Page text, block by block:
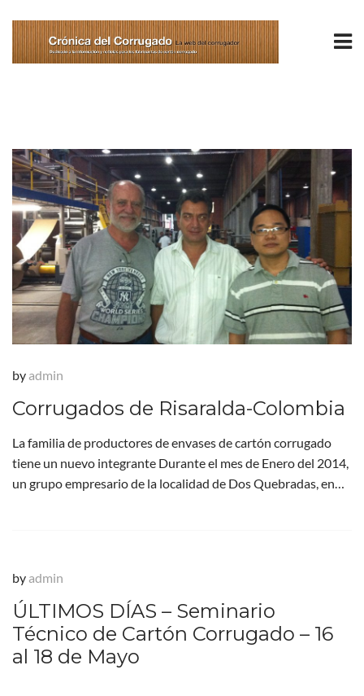
by admin
Corrugados de Risaralda-Colombia
La familia de productores de envases de cartón corrugado
tiene un nuevo integrante Durante el mes de Enero del 2014,
un grupo empresario de la localidad de Dos Quebradas, en…
by admin
ÚLTIMOS DÍAS – Seminario
Técnico de Cartón Corrugado – 16
al 18 de Mayo